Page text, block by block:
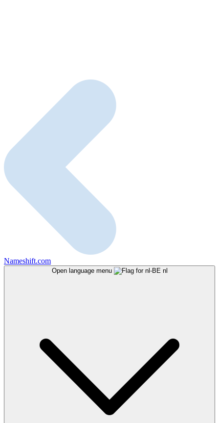
Nameshift.com
Open language menu nl